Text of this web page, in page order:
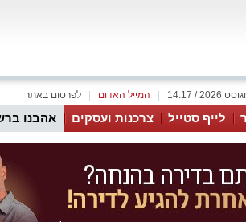
לפרסום באתר המייל האדום
לייף סטייל צרכנות ועסקים אהבנו